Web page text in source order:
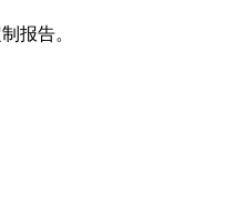
报告。